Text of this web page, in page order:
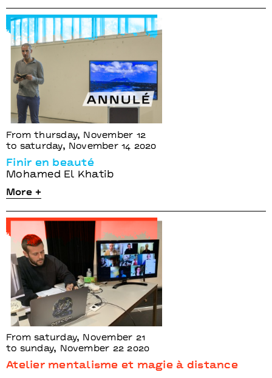
From thursday, November 12
to saturday, November 14 2020
Finir en beauté
Mohamed El Khatib
More +
From saturday, November 21
to sunday, November 22 2020
Atelier mentalisme et magie à distance